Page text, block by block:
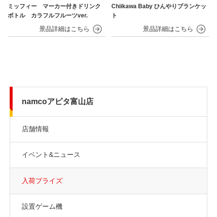
ミッフィー マーカー付きドリンク
ボトル カラフルフルーツver.
Chiikawa Baby ひんやりブランケッ
ト
namcoアピタ富山店
店舗情報
イベント&ニュース
入荷プライズ
設置ゲーム機